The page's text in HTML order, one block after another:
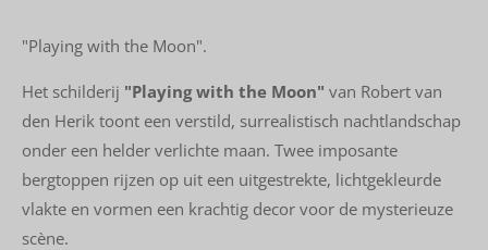
"Playing with the Moon".
Het schilderij "Playing with the Moon" van Robert van
den Herik toont een verstild, surrealistisch nachtlandschap
onder een helder verlichte maan. Twee imposante
bergtoppen rijzen op uit een uitgestrekte, lichtgekleurde
vlakte en vormen een krachtig decor voor de mysterieuze
scène.